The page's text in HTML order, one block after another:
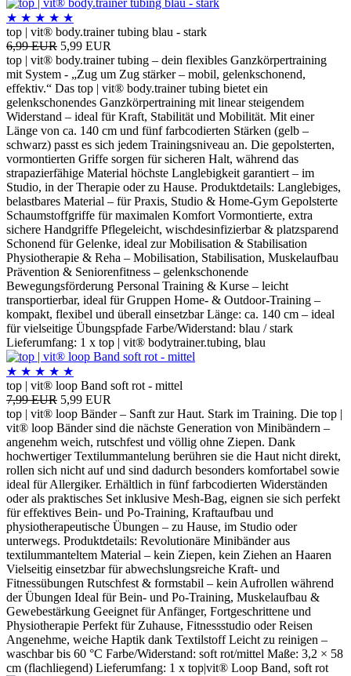
★ ★ ★ ★ ★
top | vit® body.trainer tubing blau - stark
6,99 EUR 5,99 EUR
top | vit® body.trainer tubing – dein flexibles Ganzkörpertraining
mit System - „Zug um Zug stärker – mobil, gelenkschonend,
effektiv.“ Das top | vit® body.trainer tubing bietet ein
gelenkschonendes Ganzkörpertraining mit linear steigendem
Widerstand – ideal für Kraft, Stabilität und Mobilität. Mit einer
Länge von ca. 140 cm und fünf farbcodierten Stärken (gelb –
schwarz) passt es sich jedem Trainingsniveau an. Die gepolsterten,
vormontierten Griffe sorgen für sicheren Halt, während das
strapazierfähige Material höchste Langlebigkeit garantiert – im
Studio, in der Therapie oder zu Hause. Produktdetails: Langlebiges,
belastbares Material – für Praxis, Studio & Home-Gym Gepolsterte
Schaumstoffgriffe für maximalen Komfort Vormontierte, extra
sichere Handgriffe Pflegeleicht, wischdesinfizierbar & platzsparend
Schonend für Gelenke, ideal zur Mobilisation & Stabilisation
Physiotherapie & Reha – Mobilisation, Stabilisation, Muskelaufbau
Prävention & Seniorenfitness – gelenkschonende
Bewegungsförderung Personal Training & Kurse – leicht
transportierbar, ideal für Gruppen Home- & Outdoor-Training –
kompakt, flexibel und überall einsetzbar Länge: ca. 140 cm – ideal
für vielseitige Übungspfade Farbe/Widerstand: blau / stark
Lieferumfang: 1 x top | vit® bodytrainer.tubing, blau
★ ★ ★ ★ ★
top | vit® loop Band soft rot - mittel
7,99 EUR 5,99 EUR
top | vit® loop Bänder – Sanft zur Haut. Stark im Training. Die top |
vit® loop Bänder sind die nächste Generation von Minibändern –
angenehm weich, rutschfest und völlig ohne Ziepen. Dank
hochwertiger Textilummantelung berühren sie die Haut nicht direkt,
rollen sich nicht auf und sind dadurch besonders komfortabel sowie
ideal für Allergiker. Erhältlich in fünf farbcodierten Widerständen
oder als praktisches Set inklusive Mesh-Bag, eignen sie sich perfekt
für effektives Bein- und Po-Training, Kraftaufbau und
physiotherapeutische Übungen – zu Hause, im Studio oder
unterwegs. Produktdetails: Revolutionäre Minibänder aus
textilummanteltem Material – kein Ziepen, kein Ziehen an Haaren
Vielseitig einsetzbar für abwechslungsreiche Kraft- und
Fitnessübungen Rutschfest & formstabil – kein Aufrollen während
der Übungen Ideal für Bein- und Po-Training, Muskelaufbau &
Gewebestärkung Geeignet für Anfänger, Fortgeschrittene und
Physiotherapie Perfekt für Zuhause, Fitnessstudio oder Reisen
Angenehme, weiche Haptik dank Textilstoff Leicht zu reinigen –
waschbar bis 60 °C Farbe/Widerstand: soft rot/mittel Maße: 3,2 × 58
cm (flachliegend) Lieferumfang: 1 x top|vit® Loop Band, soft rot